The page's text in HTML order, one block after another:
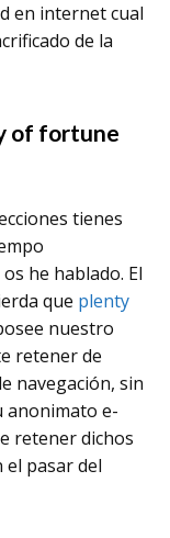
en internet cual
de la
of fortune
tienes
he hablado. El
que plenty
nuestro
retener de
navegación, sin
anonimato e-
retener dichos
el pasar del